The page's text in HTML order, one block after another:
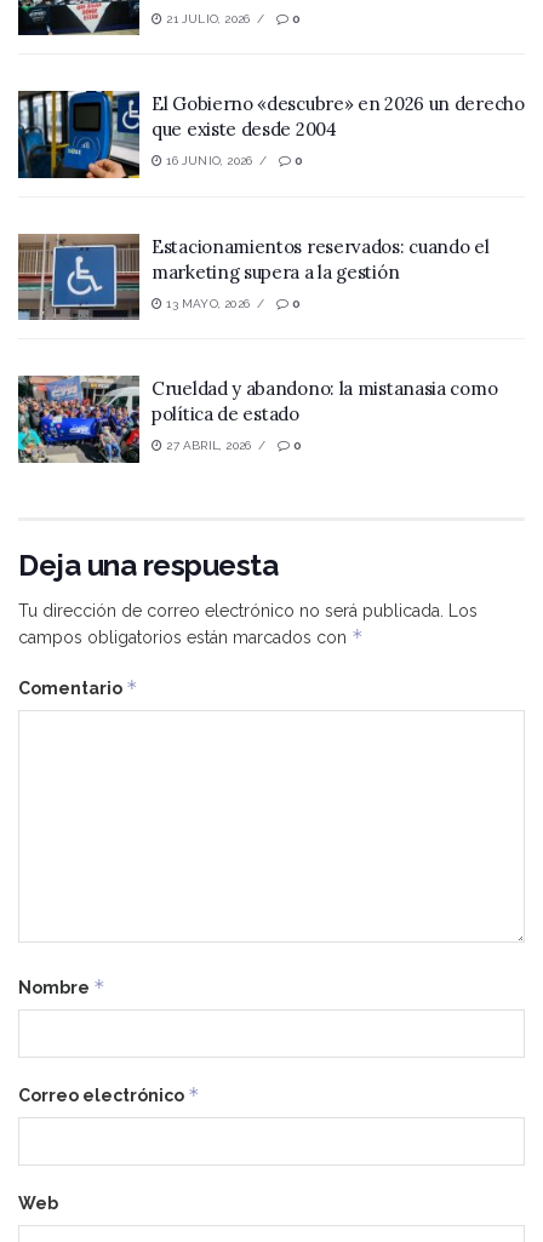
21 JULIO, 2026 0
El Gobierno «descubre» en 2026 un derecho
que existe desde 2004
16 JUNIO, 2026 0
Estacionamientos reservados: cuando el
marketing supera a la gestión
13 MAYO, 2026 0
Crueldad y abandono: la mistanasia como
política de estado
27 ABRIL, 2026 0
Deja una respuesta
Tu dirección de correo electrónico no será publicada.
Los
campos obligatorios están marcados con *
Comentario *
Nombre *
Correo electrónico *
Web